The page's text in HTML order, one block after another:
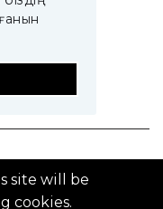
site will be
cookies.